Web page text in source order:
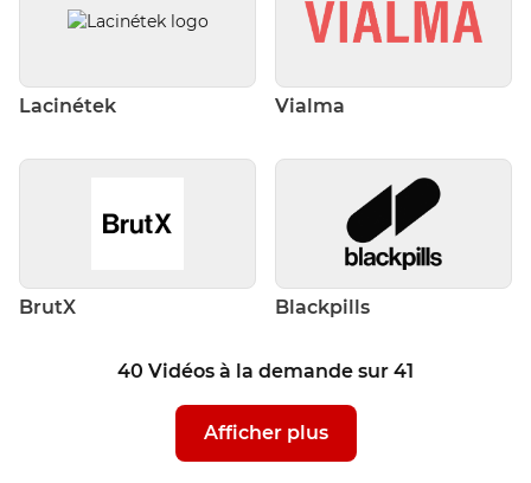
Lacinétek Vialma
BrutX Blackpills
40 Vidéos à la demande sur 41
Afficher plus